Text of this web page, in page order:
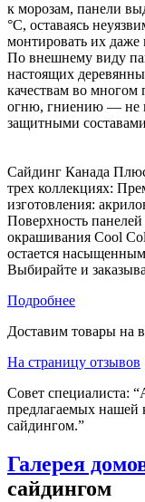
к морозам, панели
°C, оставаясь
монтировать их даже
По внешнему виду
настоящих
качествам во многом
огню, гниению — не
защитными
Сайдинг Канада Плюс
трех коллекциях:
изготовления:
Поверхность
окрашивания Cool
остается
Выбирайте и
Подробнее
Доставим товары на
На страницу отзывов
Совет специалиста:
предлагаемых нашей
сайдингом.”
Галерея
сайдингом